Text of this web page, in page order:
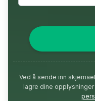
Ved å sende inn
lagre dine